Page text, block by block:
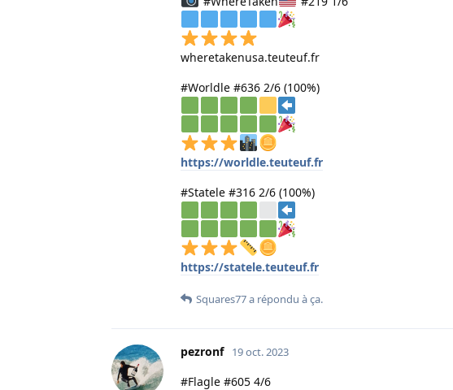
wheretakenusa.teuteuf.fr
#Worldle #636 2/6 (100%)
https://worldle.teuteuf.fr
#Statele #316 2/6 (100%)
https://statele.teuteuf.fr
Squares77a répondu à ça.
pezronf 19 oct. 2023
#Flagle #605 4/6